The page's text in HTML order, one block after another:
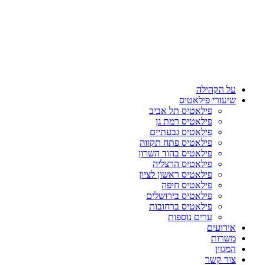
על הקהילה
שיעורי פילאטיס
פילאטיס תל אביב
פילאטיס רמת גן
פילאטיס גבעתיים
פילאטיס פתח תקווה
פילאטיס בהוד השרון
פילאטיס הרצליה
פילאטיס ראשון לציון
פילאטיס חיפה
פילאטיס בירושלים
פילאטיס ברחובות
ערים נוספות
אירועים
משרות
המגזין
צור קשר